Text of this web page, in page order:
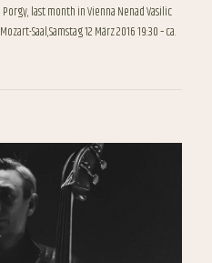
last month in Vienna Nenad Vasilic
Saal,Samstag 12 März 2016 19:30 – ca.